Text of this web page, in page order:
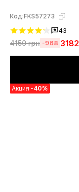
Код:FKS57273
43
4150грн -968 3182
Акция -40%